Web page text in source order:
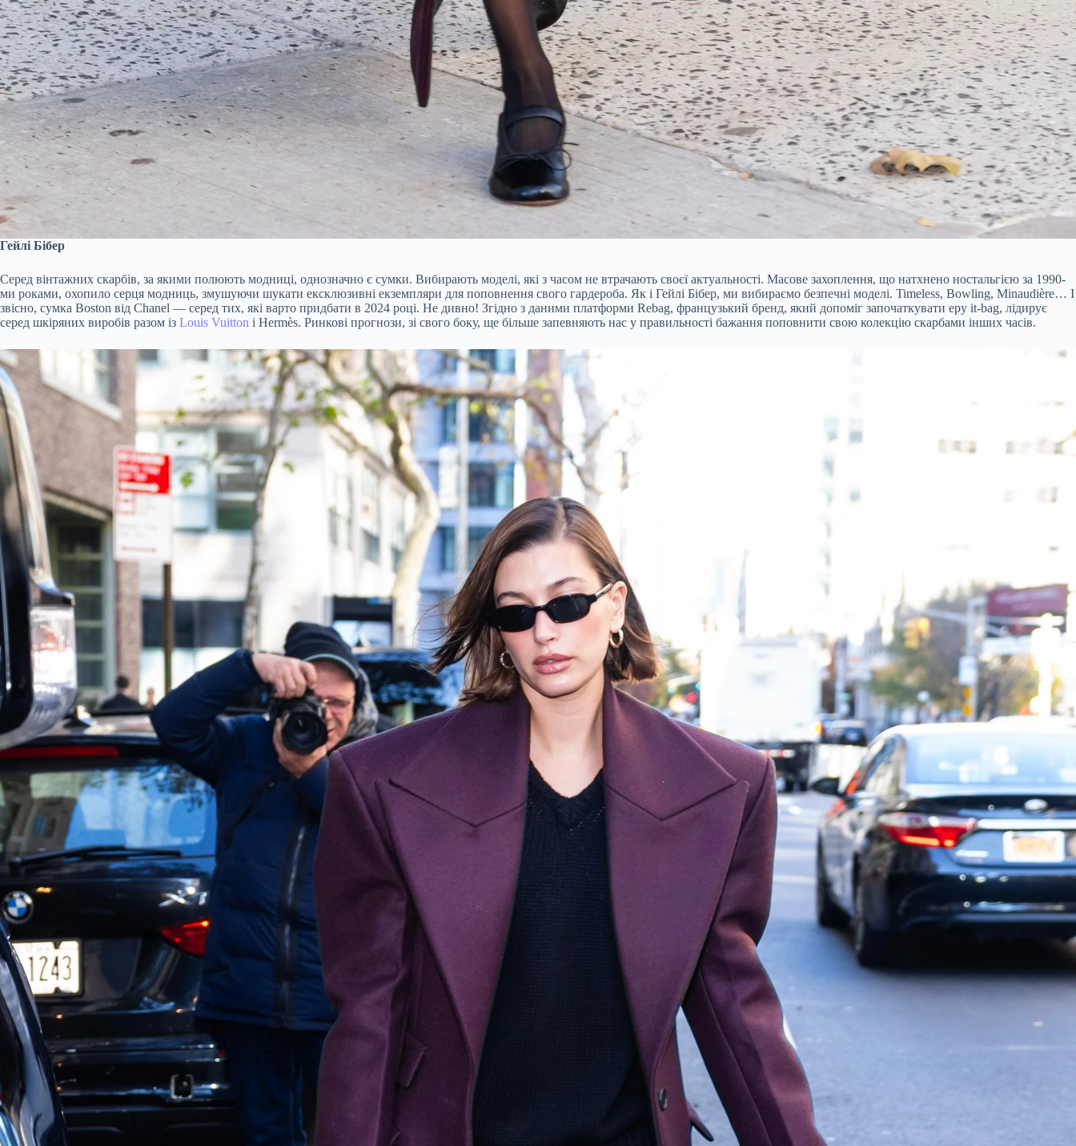
Гейлі Бібер
Серед вінтажних скарбів, за якими полюють модниці, однозначно є сумки. Вибирають моделі, які з часом не втрачають своєї актуальності. Масове захоплення, що натхнено ностальгією за 1990-
ми роками, охопило серця модниць, змушуючи шукати ексклюзивні екземпляри для поповнення свого гардероба. Як і Гейлі Бібер, ми вибираємо безпечні моделі. Timeless, Bowling, Minaudière… І
звісно, сумка Boston від Chanel — серед тих, які варто придбати в 2024 році. Не дивно! Згідно з даними платформи Rebag, французький бренд, який допоміг започаткувати еру it-bag, лідирує
серед шкіряних виробів разом із Louis Vuitton і Hermès. Ринкові прогнози, зі свого боку, ще більше запевняють нас у правильності бажання поповнити свою колекцію скарбами інших часів.